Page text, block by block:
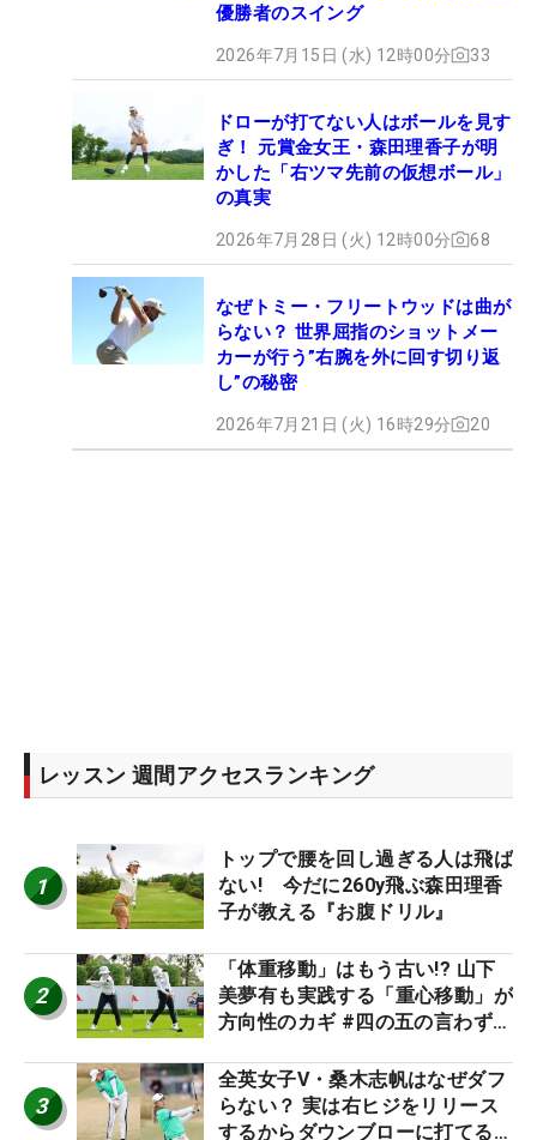
優勝者のスイング
2026年7月15日 (水) 12時00分 33
ドローが打てない人はボールを見す
ぎ！ 元賞金女王・森田理香子が明
かした「右ツマ先前の仮想ボール」
の真実
2026年7月28日 (火) 12時00分 68
なぜトミー・フリートウッドは曲が
らない？ 世界屈指のショットメー
カーが行う”右腕を外に回す切り返
し”の秘密
2026年7月21日 (火) 16時29分 20
レッスン 週間アクセスランキング
1
トップで腰を回し過ぎる人は飛ば
ない! 今だに260y飛ぶ森田理香
子が教える『お腹ドリル』
2
「体重移動」はもう古い!? 山下
美夢有も実践する「重心移動」が
方向性のカギ #四の五の言わず振
3
全英女子V・桑木志帆はなぜダフ
らない？ 実は右ヒジをリリース
するからダウンブローに打てる #